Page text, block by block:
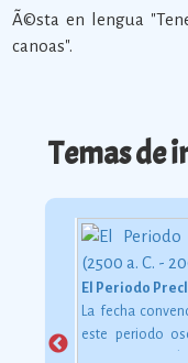
Ã©sta en lengua
canoas".
Temas de
El Periodo
La fecha
este periodo